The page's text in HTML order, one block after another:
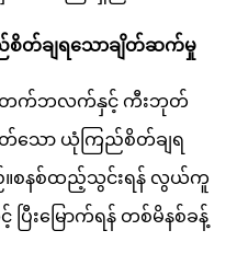
တ်ချရသောချိတ်ဆက်မှု
ည် တက်ဘလက်နှင့် ကီးဘုတ်
တ်သော ယုံကြည်စိတ်ချရ
။စနစ်ထည့်သွင်းရန် လွယ်ကူ
ြီးမြောက်ရန် တစ်မိနစ်ခန့်